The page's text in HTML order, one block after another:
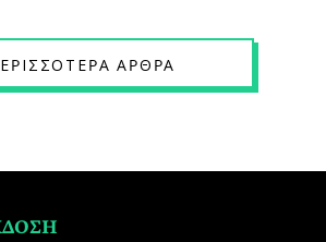
ΑPΘPΑ